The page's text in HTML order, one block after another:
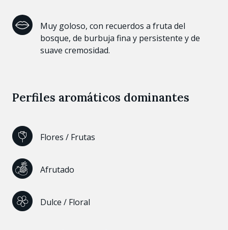
Muy goloso, con recuerdos a fruta del
bosque, de burbuja fina y persistente y de
suave cremosidad.
Perfiles aromáticos dominantes
Flores / Frutas
Afrutado
Dulce / Floral